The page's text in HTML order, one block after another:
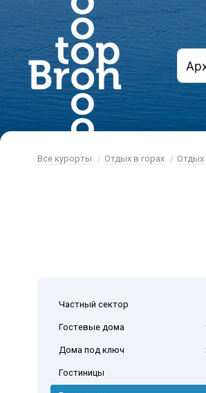
Все курорты Отдых в горах Отдых
Частный сектор
Гостевые дома
Дома под ключ
Гостиницы